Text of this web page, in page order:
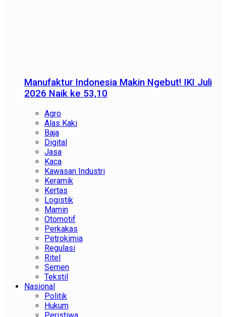
Manufaktur Indonesia Makin Ngebut! IKI Juli
2026 Naik ke 53,10
Agro
Alas Kaki
Baja
Digital
Jasa
Kaca
Kawasan Industri
Keramik
Kertas
Logistik
Mamin
Otomotif
Perkakas
Petrokimia
Regulasi
Ritel
Semen
Tekstil
Nasional
Politik
Hukum